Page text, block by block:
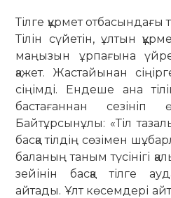
Тілге құрмет
Тілін сүйетін, ұлтын
маңызын ұрпағына
қажет. Жастайынан
сіңімді. Ендеше ана
бастағаннан
Байтұрсынұлы: «Тіл
басқа тілдің сөзімен
баланың таным түсінігі
зейінін басқа тілге
айтады. Ұлт көсемдері